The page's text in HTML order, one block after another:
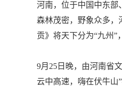
河南，位于中国中东部
森林茂密，野象众多，
贡》将天下分为“九州”
9月25日晚，由河南省
云中高速，嗨在伏牛